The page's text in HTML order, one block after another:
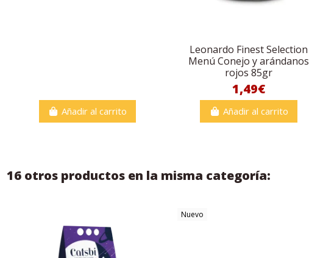
Añadir al carrito
Leonardo Finest Selection
Menú Conejo y arándanos
rojos 85gr
1,49€
Añadir al carrito
16 otros productos en la misma categoría:
Nuevo